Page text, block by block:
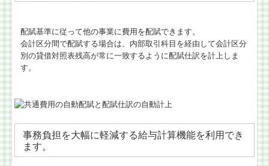
配賦基準に従って他の事業に費用を配賦できます。
会計区分間で配賦する場合は、内部取引科目を経由して会計区分
別の貸借対照表残高が常に一致するように配賦仕訳を計上しま
す。
事務負担を大幅に軽減する給与計算機能を利用でき
ます。